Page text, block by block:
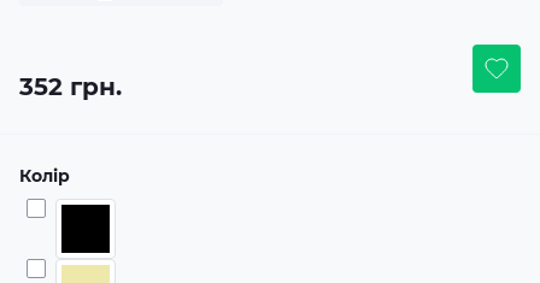
352 грн.
Колір